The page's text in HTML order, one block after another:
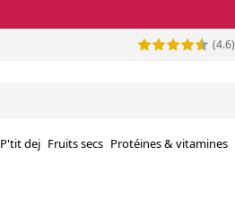
(4.6)
P'tit dej Fruits secs Protéines & vitamines